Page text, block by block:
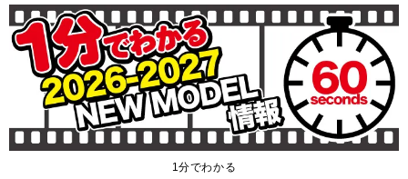
1分でわかる